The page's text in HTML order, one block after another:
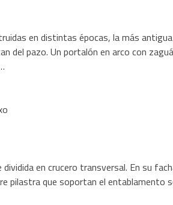
en distintas épocas, la más
del pazo. Un portalón en arco con
en crucero transversal. En su
pilastra que soportan el entablamento